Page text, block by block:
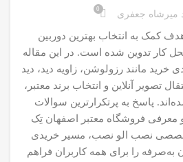
میرشاه جعفری 0
هدف کمک به انتخاب بهترین دوربین
کار تدوین شده است. در این مقاله
خرید مانند رزولوشن، زاویه دید، دید
تصویر آنلاین و انتخاب برند معتبر،
پاسخ به پرتکرارترین سوالات
معرفی فروشگاه معتبر اصفهان تِک
نصب الو نصب، مسیر خریدی
به‌صرفه را برای همه کاربران فراهم